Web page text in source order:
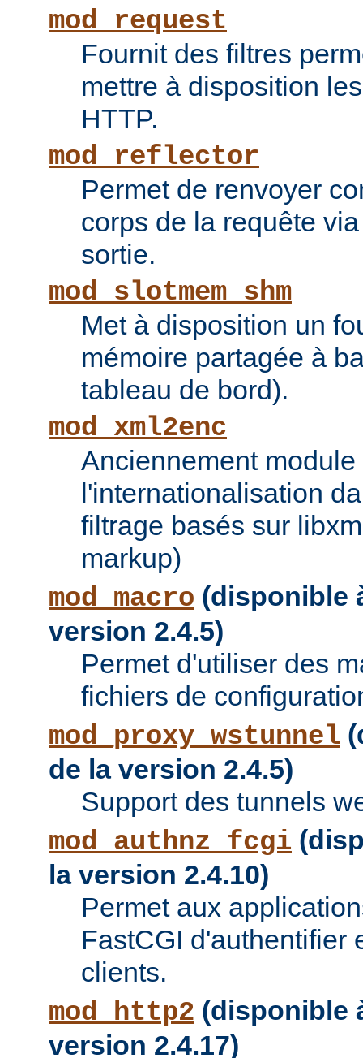
mod_request
Fournit des filtres
mettre à disposition
HTTP.
mod_reflector
Permet de renvoyer
corps de la requête
sortie.
mod_slotmem_shm
Met à disposition un
mémoire partagée à
tableau de bord).
mod_xml2enc
Anciennement
l'internationalisation
filtrage basés sur
markup)
mod_macro (disponible
version 2.4.5)
Permet d'utiliser des
fichiers de
mod_proxy_wstunnel
de la version 2.4.5)
Support des tunnels
mod_authnz_fcgi
la version 2.4.10)
Permet aux
FastCGI d'authentifier
clients.
mod_http2 (disponible
version 2.4.17)